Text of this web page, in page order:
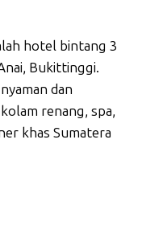
hotel bintang 3
Bukittinggi.
dan
renang, spa,
khas Sumatera